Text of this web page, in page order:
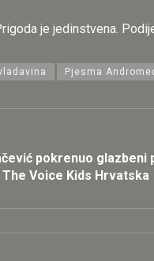
je jedinstvena.
Pjesma
pokrenuo glazbeni
Voice Kids Hrvatska